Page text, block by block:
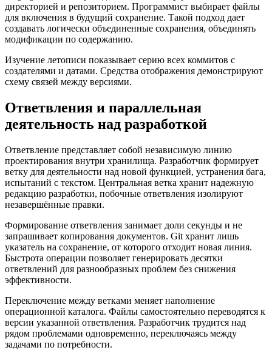
директорией и репозиторием. Программист выбирает файлы
для включения в будущий сохранение. Такой подход дает
создавать логически объединенные сохранения, объединять
модификации по содержанию.
Изучение летописи показывает серию всех коммитов с
создателями и датами. Средства отображения демонстрируют
схему связей между версиями.
Ответвления и параллельная
деятельность над разработкой
Ответвление представляет собой независимую линию
проектирования внутри хранилища. Разработчик формирует
ветку для деятельности над новой функцией, устранения бага,
испытаний с текстом. Центральная ветка хранит надежную
редакцию разработки, побочные ответвления изолируют
незавершённые правки.
Формирование ответвления занимает доли секунды и не
запрашивает копирования документов. Git хранит лишь
указатель на сохранение, от которого отходит новая линия.
Быстрота операции позволяет генерировать десятки
ответвлений для разнообразных проблем без снижения
эффективности.
Переключение между ветками меняет наполнение
операционной каталога. Файлы самостоятельно переводятся к
версии указанной ответвления. Разработчик трудится над
рядом проблемами одновременно, переключаясь между
задачами по потребности.